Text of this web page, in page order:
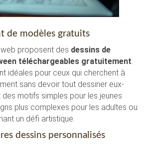
de modèles gratuits
proposent des dessins de
téléchargeables gratuitement
idéales pour ceux qui cherchent à
sans devoir tout dessiner eux-
des motifs simples pour les jeunes
plus complexes pour les adultes ou
un défi artistique.
dessins personnalisés